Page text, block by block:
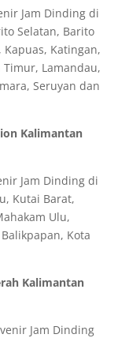
Jam Dinding di
Selatan, Barito
Katingan,
Lamandau,
Seruyan dan
Kalimantan
Jam Dinding di
Kutai Barat,
Ulu,
Kota
Kalimantan
Jam Dinding